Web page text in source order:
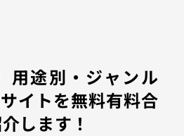
用途別・ジャンル
イトを無料有料合
します！